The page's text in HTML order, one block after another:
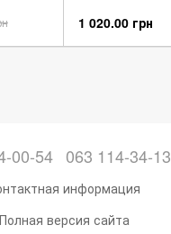
1 020.00 грн
00-54 063 114-34-13
информация
Полная версия сайта